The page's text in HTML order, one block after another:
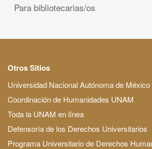
Para bibliotecarias/os
Otros Sitios
Universidad Nacional Autónoma de México
Coordinación de Humanidades UNAM
Toda la UNAM en línea
Defensoría de los Derechos Universitarios
Programa Universitario de Derechos